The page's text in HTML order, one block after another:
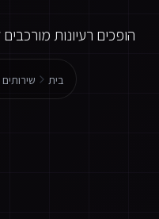
הופכים רעיונות
בית שירותים